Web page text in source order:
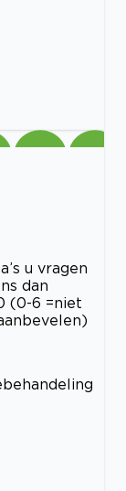
u vragen
dan
(0-6 =niet